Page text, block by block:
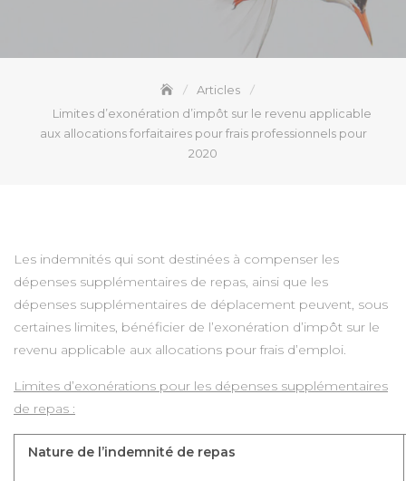
Articles
Limites d’exonération d’impôt sur le revenu applicable
aux allocations forfaitaires pour frais professionnels pour
2020
Les indemnités qui sont destinées à compenser les
dépenses supplémentaires de repas, ainsi que les
dépenses supplémentaires de déplacement peuvent, sous
certaines limites, bénéficier de l’exonération d’impôt sur le
revenu applicable aux allocations pour frais d’emploi.
Limites d’exonérations pour les dépenses supplémentaires
de repas :
Nature de l’indemnité de repas